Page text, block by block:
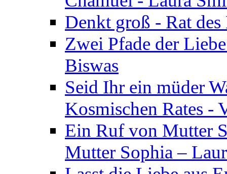
Denkt groß - Rat
Zwei Pfade der
Biswas
Seid Ihr ein müder
Kosmischen Rates -
Ein Ruf von Mutter
Mutter Sophia –